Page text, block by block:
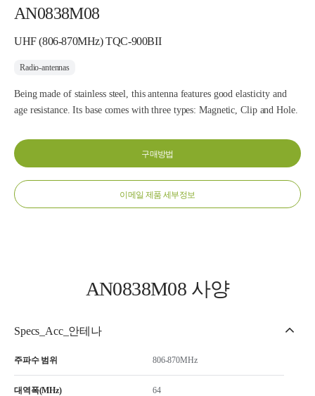
AN0838M08
UHF (806-870MHz) TQC-900BII
Radio-antennas
Being made of stainless steel, this antenna features good elasticity and
age resistance. Its base comes with three types: Magnetic, Clip and Hole.
구매방법
이메일 제품 세부정보
AN0838M08 사양
Specs_Acc_안테나
주파수 범위 806-870MHz
대역폭(MHz) 64